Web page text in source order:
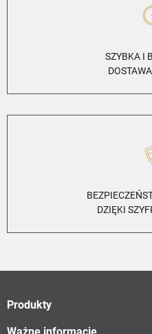
SZYBKA I
DZIĘKI
Produkty